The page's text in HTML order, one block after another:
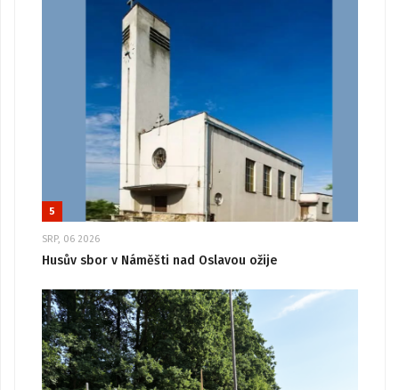
5
SRP, 06 2026
Husův sbor v Náměšti nad Oslavou ožije